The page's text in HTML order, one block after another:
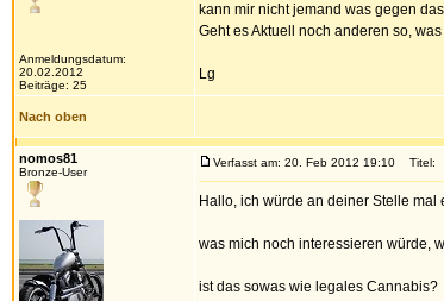
Anmeldungsdatum:
20.02.2012
Beiträge: 25
kann mir nicht jemand was gegen
Geht es Aktuell noch anderen so,
Lg
Nach oben
nomos81
Bronze-User
Verfasst am: 20. Feb 2012 19:10 Titel:
Hallo, ich würde an deiner Stelle
was mich noch interessieren würde,
ist das sowas wie legales Cannabis?